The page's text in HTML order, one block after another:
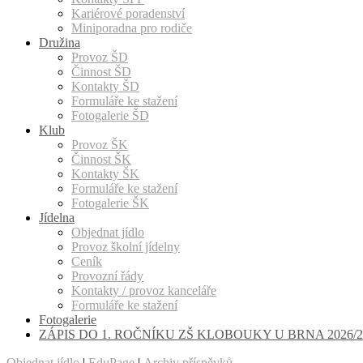
Kariérové poradenství
Miniporadna pro rodiče
Družina
Provoz ŠD
Činnost ŠD
Kontakty ŠD
Formuláře ke stažení
Fotogalerie ŠD
Klub
Provoz ŠK
Činnost ŠK
Kontakty ŠK
Formuláře ke stažení
Fotogalerie ŠK
Jídelna
Objednat jídlo
Provoz školní jídelny
Ceník
Provozní řády
Kontakty / provoz kanceláře
Formuláře ke stažení
Fotogalerie
ZÁPIS DO 1. ROČNÍKU ZŠ KLOBOUKY U BRNA 2026/